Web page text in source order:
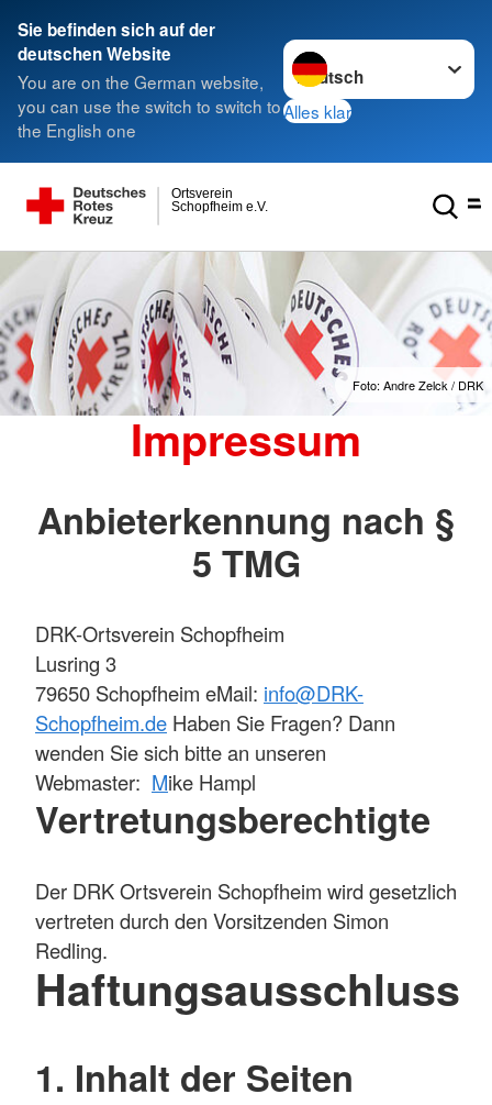
Sie befinden sich auf der
deutschen Website
You are on the German website,
you can use the switch to switch to
the English one
Sprache wechseln zu
Alles klar
Schopfheim e.V.
Ortsverein
Foto: Andre Zelck / DRK
Impressum
Anbieterkennung nach §
5 TMG
DRK-Ortsverein Schopfheim
Lusring 3
79650 Schopfheim eMail: info@DRK-
Schopfheim.de Haben Sie Fragen? Dann
wenden Sie sich bitte an unseren
Webmaster: Mike Hampl
Vertretungsberechtigte
Der DRK Ortsverein Schopfheim wird gesetzlich
vertreten durch den Vorsitzenden Simon
Redling.
Haftungsausschluss
1. Inhalt der Seiten